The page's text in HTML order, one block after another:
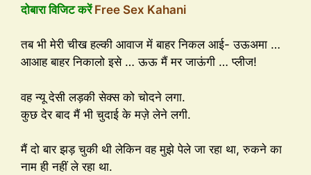
दोबारा विजिट करेंFree Sex Kahani
तब भी मेरी चीख हल्की आवाज में बाहर निकल आई- उऊअमा …
आआह बाहर निकालो इसे … ऊऊ मैं मर जाऊंगी … प्लीज!
वह न्यू देसी लड़की सेक्स को चोदने लगा.
कुछ देर बाद मैं भी चुदाई के मज़े लेने लगी.
मैं दो बार झड़ चुकी थी लेकिन वह मुझे पेले जा रहा था, रुकने का
नाम ही नहीं ले रहा था.